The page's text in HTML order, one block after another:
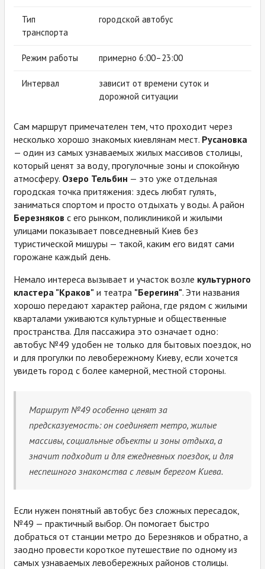
Тип
транспорта
городской автобус
Режим работы примерно 6:00–23:00
Интервал
зависит от времени суток и
дорожной ситуации
Сам маршрут примечателен тем, что проходит через
несколько хорошо знакомых киевлянам мест. Русановка
— один из самых узнаваемых жилых массивов столицы,
который ценят за воду, прогулочные зоны и спокойную
атмосферу. Озеро Тельбин — это уже отдельная
городская точка притяжения: здесь любят гулять,
заниматься спортом и просто отдыхать у воды. А район
Березняков с его рынком, поликлиникой и жилыми
улицами показывает повседневный Киев без
туристической мишуры — такой, каким его видят сами
горожане каждый день.
Немало интереса вызывает и участок возле культурного
кластера "Краков" и театра "Берегиня". Эти названия
хорошо передают характер района, где рядом с жилыми
кварталами уживаются культурные и общественные
пространства. Для пассажира это означает одно:
автобус №49 удобен не только для бытовых поездок, но
и для прогулки по левобережному Киеву, если хочется
увидеть город с более камерной, местной стороны.
Маршрут №49 особенно ценят за
предсказуемость: он соединяет метро, жилые
массивы, социальные объекты и зоны отдыха, а
значит подходит и для ежедневных поездок, и для
неспешного знакомства с левым берегом Киева.
Если нужен понятный автобус без сложных пересадок,
№49 — практичный выбор. Он помогает быстро
добраться от станции метро до Березняков и обратно, а
заодно провести короткое путешествие по одному из
самых узнаваемых левобережных районов столицы.